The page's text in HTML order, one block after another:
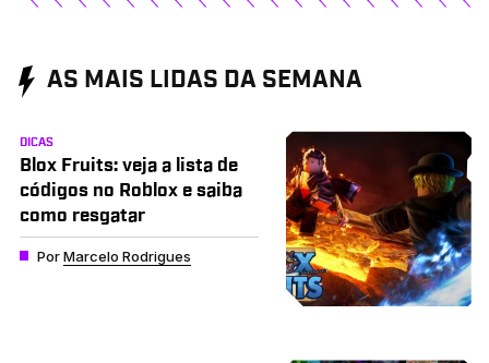
AS MAIS LIDAS DA SEMANA
DICAS
Blox Fruits: veja a lista de
códigos no Roblox e saiba
como resgatar
PorMarcelo Rodrigues